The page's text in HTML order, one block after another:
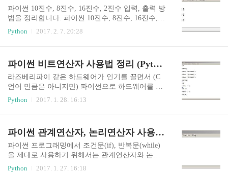
사용하여 여러줄의 주석을 작성할 수 있다. (그냥 #
을 추천)모듈 파일 처음이나 함수, 클래스 선언 다
tring 첫줄에 작성 후, 한 칸 띄고 자세한 내용을 적
파이썬 10진수, 8진수, 16진수, 2진수 입력, 출력 방
법을 정리합니다. 파이썬 10진수, 8진수, 16진수, 2
진수 입력 파이썬에서 기본 숫자 입력은 10진수다.
8진수를 입력하기 위해서는 숫자 앞에 0o를 붙인
붙인다. 파이썬 10진수, 8진수, 16진수, 2진수 문자
열 출력 oct()함수 - 10진수를 8진수 문자열로 변환h
ex()함수 - 10진수를 16진수 문자열로 변환bin()함
16진수, 2진수 문자열 정수형(int) 형변환 방법 int
Python 2017. 2. 7. 20:28
파이썬 비트연산자 사용법 정리 (Python 비트연산)
라즈베리파이 같은 하드웨어가 인기를 끌면서 (C
언어 만큼은 아니지만) 파이썬으로 하드웨어를 제
어하는 경우가 늘어나고 있습니다. 하드웨어 쉽게
제어하기 위해서는 비트연산자를 잘 사용할 수 있
본적으로 비트 연산은 1, 0으로 이루어진 2진수를
연산하는 방식이다.파이썬에서는 0b을 사용하여 2
진수를 입력한다. (0o 8진수, 0x 16진수)bin() 함수
Python 2017. 1. 28. 16:13
파이썬 관계연산자, 논리연산자 사용법 정리 (파이썬 bool 함수)
파이썬 프로그래밍에서 조건문(if), 반복문(while)
을 제대로 사용하기 위해서는 관계연산자와 논리
연산자의 이해가 필수입니다. 기초 중의 기초라고
Python 2017. 1. 27. 16:18